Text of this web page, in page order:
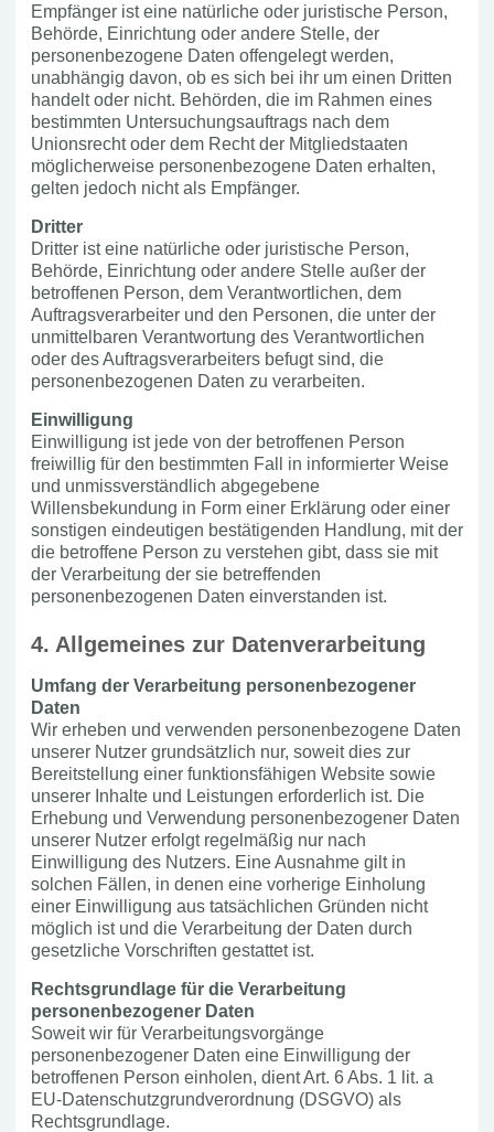
Empfänger ist eine natürliche oder juristische Person,
Behörde, Einrichtung oder andere Stelle, der
personenbezogene Daten offengelegt werden,
unabhängig davon, ob es sich bei ihr um einen Dritten
handelt oder nicht. Behörden, die im Rahmen eines
bestimmten Untersuchungsauftrags nach dem
Unionsrecht oder dem Recht der Mitgliedstaaten
möglicherweise personenbezogene Daten erhalten,
gelten jedoch nicht als Empfänger.
Dritter
Dritter ist eine natürliche oder juristische Person,
Behörde, Einrichtung oder andere Stelle außer der
betroffenen Person, dem Verantwortlichen, dem
Auftragsverarbeiter und den Personen, die unter der
unmittelbaren Verantwortung des Verantwortlichen
oder des Auftragsverarbeiters befugt sind, die
personenbezogenen Daten zu verarbeiten.
Einwilligung
Einwilligung ist jede von der betroffenen Person
freiwillig für den bestimmten Fall in informierter Weise
und unmissverständlich abgegebene
Willensbekundung in Form einer Erklärung oder einer
sonstigen eindeutigen bestätigenden Handlung, mit der
die betroffene Person zu verstehen gibt, dass sie mit
der Verarbeitung der sie betreffenden
personenbezogenen Daten einverstanden ist.
4. Allgemeines zur Datenverarbeitung
Umfang der Verarbeitung personenbezogener
Daten
Wir erheben und verwenden personenbezogene Daten
unserer Nutzer grundsätzlich nur, soweit dies zur
Bereitstellung einer funktionsfähigen Website sowie
unserer Inhalte und Leistungen erforderlich ist. Die
Erhebung und Verwendung personenbezogener Daten
unserer Nutzer erfolgt regelmäßig nur nach
Einwilligung des Nutzers. Eine Ausnahme gilt in
solchen Fällen, in denen eine vorherige Einholung
einer Einwilligung aus tatsächlichen Gründen nicht
möglich ist und die Verarbeitung der Daten durch
gesetzliche Vorschriften gestattet ist.
Rechtsgrundlage für die Verarbeitung
personenbezogener Daten
Soweit wir für Verarbeitungsvorgänge
personenbezogener Daten eine Einwilligung der
betroffenen Person einholen, dient Art. 6 Abs. 1 lit. a
EU-Datenschutzgrundverordnung (DSGVO) als
Rechtsgrundlage.